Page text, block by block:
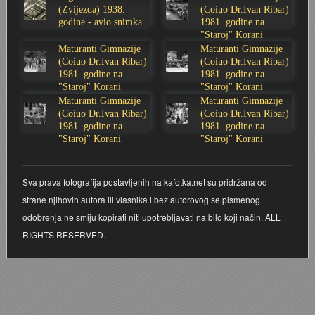
Stoljetna poplava 1939.
Tvornica potkivačkih čavala Mustad-Karlovac
Boksački klub Velebit
Bijelo dugme
Banija - poplava 4. 12. 1966.
Autobusna stanica na Korzu
Auto cross
AMD Zanatlija
Adamo klub
Mala scena 1987. - Le Cinema
Mala scena Hrvatskog doma
Marina Perazić, Davor Tolja (Denis&Denis) i Edi
Maturanti Gimnazije 1988. godine
Motocross
NULA
Nepokoreni grad - Trojanski konj (epizoda)
Zavjet Petra Grgeca - 1998.
Škola plivanja Patkica
Mimohod 23. kolovoza 1995.
Ekonomska škola - ratne godine
Dubravko Halovanić - Ratne godine
Crkva Sv. Doroteje - 1991.
Frizerski salon Gerber (Kopf) - utemeljen 1924.
Gimnazijska i Ekonomska zbornica - Igor Mihelić
INKASATOR
Karlovački fotograf Josip Žunić
Obitelj Klemenčić
Krešimir Botković - RAZGLEDNICE
Krešimir Perušić - Nogomet
(Zvijezda) 1938.
godine - avio snimka
(Coiuo Dr.Ivan Ribar)
1981. godine na
"Staroj" Korani
Maturanti Gimnazije
(Coiuo Dr.Ivan Ribar)
1981. godine na
"Staroj" Korani
Maturanti Gimnazije
(Coiuo Dr.Ivan Ribar)
1981. godine na
"Staroj" Korani
Maturanti Gimnazije
(Coiuo Dr.Ivan Ribar)
1981. godine na
"Staroj" Korani
Maturanti Gimnazije
(Coiuo Dr.Ivan Ribar)
1981. godine na
"Staroj" Korani
Sva prava fotografija postavljenih na kafotka.net su pridržana od
strane njihovih autora ili vlasnika i bez autorovog se pismenog
odobrenja ne smiju kopirati niti upotrebljavati na bilo koji način. ALL
RIGHTS RESERVED.